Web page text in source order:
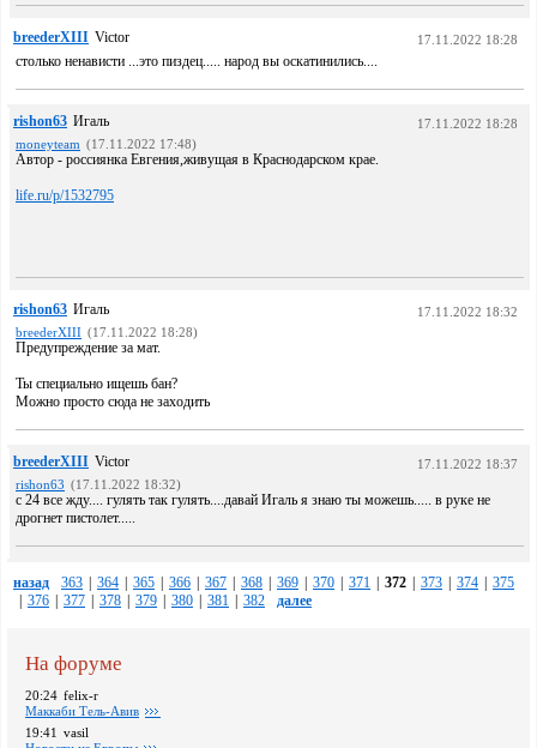
breederXIII Victor 17.11.2022 18:28
столько ненависти ...это пиздец..... народ вы оскатинились....
rishon63 Игаль
17.11.2022 18:28
moneyteam (17.11.2022 17:48)
Автор - россиянка Евгения,живущая в Краснодарском крае.
life.ru/p/1532795
rishon63 Игаль
17.11.2022 18:32
breederXIII (17.11.2022 18:28)
Предупреждение за мат.
Ты специально ищешь бан?
Можно просто сюда не заходить
breederXIII Victor
17.11.2022 18:37
rishon63 (17.11.2022 18:32)
с 24 все жду.... гулять так гулять....давай Игаль я знаю ты можешь..... в руке не
дрогнет пистолет.....
назад 363 364 365 366 367 368 369 370 371 372 373 374
375
376 377 378 379 380 381 382 далее
На форуме
20:24 felix-r
Маккаби Тель-Авив
19:41 vasil